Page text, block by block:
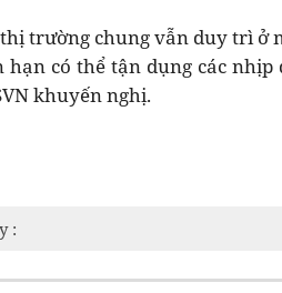
trường chung vẫn duy trì ở
có thể tận dụng các
khuyến nghị.
: